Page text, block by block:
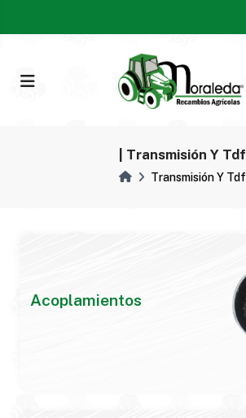
| Transmisión Y Tdf
Transmisión Y Tdf
Acoplamientos